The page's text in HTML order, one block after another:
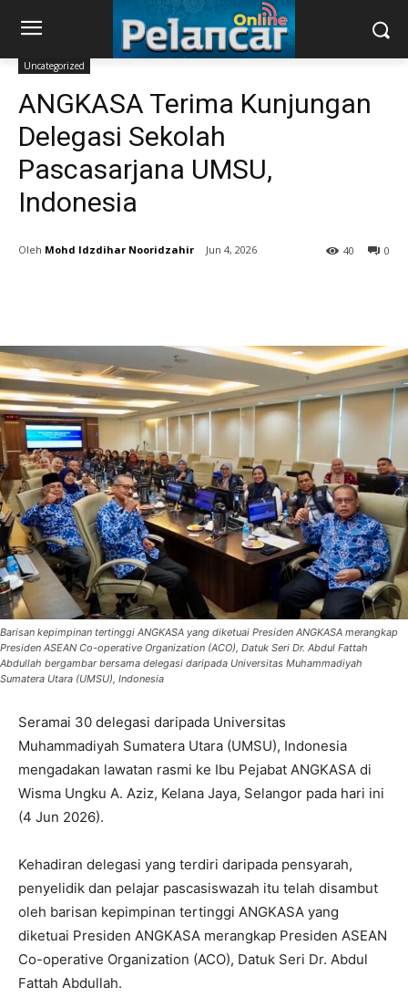
Uncategorized
ANGKASA Terima Kunjungan
Delegasi Sekolah
Pascasarjana UMSU,
Indonesia
Mohd Idzdihar Nooridzahir Jun 4, 2026 0
40
Barisan kepimpinan tertinggi ANGKASA yang diketuai Presiden ANGKASA merangkap
Presiden ASEAN Co-operative Organization (ACO), Datuk Seri Dr. Abdul Fattah
Abdullah bergambar bersama delegasi daripada Universitas Muhammadiyah
Sumatera Utara (UMSU), Indonesia
Seramai 30 delegasi daripada Universitas
Muhammadiyah Sumatera Utara (UMSU), Indonesia
mengadakan lawatan rasmi ke Ibu Pejabat ANGKASA di
Wisma Ungku A. Aziz, Kelana Jaya, Selangor pada hari ini
(4 Jun 2026).
Kehadiran delegasi yang terdiri daripada pensyarah,
penyelidik dan pelajar pascasiswazah itu telah disambut
oleh barisan kepimpinan tertinggi ANGKASA yang
diketuai Presiden ANGKASA merangkap Presiden ASEAN
Co-operative Organization (ACO), Datuk Seri Dr. Abdul
Fattah Abdullah.